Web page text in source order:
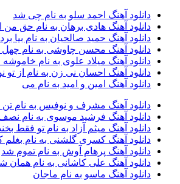
آرسام1
آرسام سالار1
آرسین2
آرش AP1
آرش AP و مسیح
29
آرش آج1
آرش آرام1
آرش ای پی
آرش تشکری1
آرش جلالی و آقا فرا1
آرش حسینی1
آرش خان احمدی1
آرش داوری1
آرش رادان1
آرش رستمى1
دانلود آهنگ احمد سلو به نام چی شد
دانلود آهنگ هادی برهان به نام حق من
دانلود آهنگ حمید صالحیان به نام بیا
دانلود آهنگ محسن چاوشی به نام چهل
دانلود آهنگ میلاد علوی به نام
دانلود آهنگ احسان نی زن به نام از تو
دانلود آهنگ امین و امید به نام می
دانلود آهنگ مشرف و نوفیس به نام
دانلود آهنگ فرشید موسوی به نام
دانلود آهنگ میثم آزاد به نام تو فقط
دانلود آهنگ کسری گلشنی به نام بغلم
دانلود آهنگ پرهام آوش به نام تموم شد
دانلود آهنگ علی کاشانی به نام همان
دانلود آهنگ ماسو به نام ماجان